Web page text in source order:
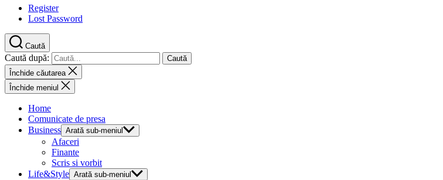
Register
Lost Password
Caută
Caută după:
Închide căutarea
Închide meniul
Home
Comunicate de presa
Business Arată sub-meniul
Afaceri
Finante
Scris si vorbit
Life&Style Arată sub-meniul